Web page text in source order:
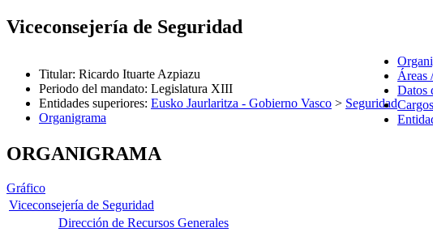
Viceconsejería de Seguridad
Titular: Ricardo Ituarte Azpiazu
Periodo del mandato: Legislatura XIII
Entidades superiores: Eusko Jaurlaritza - Gobierno Vasco > Seguridad
Organigrama
Áreas
Datos
Cargos
ORGANIGRAMA
Gráfico
Viceconsejería de Seguridad
Dirección de Recursos Generales